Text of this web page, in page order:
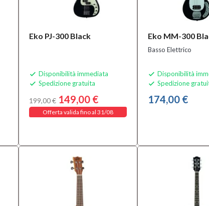
Eko PJ-300 Black
 Disponibilità immediata
 Spedizione gratuita
199,00 € 149,00 €
Offerta valida fino al 31/08
Eko MM-300
Basso Elettrico
 Disponibilità
 Spedizione
174,00 €